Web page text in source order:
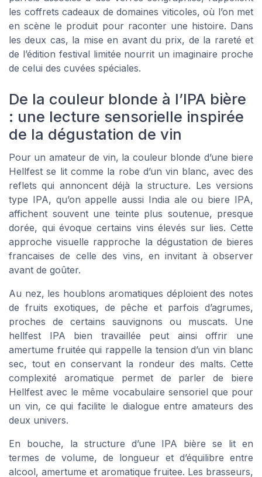
les coffrets cadeaux de domaines viticoles, où l’on met
en scène le produit pour raconter une histoire. Dans
les deux cas, la mise en avant du prix, de la rareté et
de l’édition festival limitée nourrit un imaginaire proche
de celui des cuvées spéciales.
De la couleur blonde à l’IPA bière
: une lecture sensorielle inspirée
de la dégustation de vin
Pour un amateur de vin, la couleur blonde d’une biere
Hellfest se lit comme la robe d’un vin blanc, avec des
reflets qui annoncent déjà la structure. Les versions
type IPA, qu’on appelle aussi India ale ou biere IPA,
affichent souvent une teinte plus soutenue, presque
dorée, qui évoque certains vins élevés sur lies. Cette
approche visuelle rapproche la dégustation de bieres
francaises de celle des vins, en invitant à observer
avant de goûter.
Au nez, les houblons aromatiques déploient des notes
de fruits exotiques, de pêche et parfois d’agrumes,
proches de certains sauvignons ou muscats. Une
hellfest IPA bien travaillée peut ainsi offrir une
amertume fruitée qui rappelle la tension d’un vin blanc
sec, tout en conservant la rondeur des malts. Cette
complexité aromatique permet de parler de biere
Hellfest avec le même vocabulaire sensoriel que pour
un vin, ce qui facilite le dialogue entre amateurs des
deux univers.
En bouche, la structure d’une IPA bière se lit en
termes de volume, de longueur et d’équilibre entre
alcool, amertume et aromatique fruitee. Les brasseurs,